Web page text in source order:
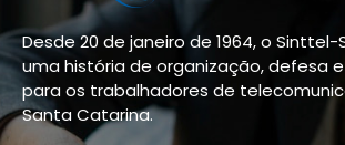
Desde 20 de janeiro de 1964, o Sinttel-
uma história de organização, defesa
para os trabalhadores de
Santa Catarina.